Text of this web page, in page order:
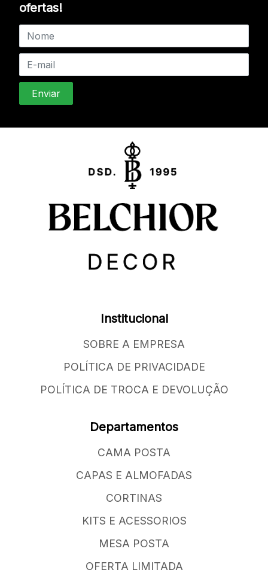
ofertas!
Institucional
SOBRE A EMPRESA
POLÍTICA DE PRIVACIDADE
POLÍTICA DE TROCA E DEVOLUÇÃO
Departamentos
CAMA POSTA
CAPAS E ALMOFADAS
CORTINAS
KITS E ACESSORIOS
MESA POSTA
OFERTA LIMITADA